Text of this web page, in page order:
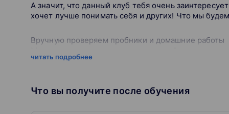
А значит, что данный клуб тебя очень
хочет лучше понимать себя и других! Что мы
Вручную проверяем пробники и домашние работы
Проверяем «по-настоящему», как на экзамене, и в
Личный куратор ответит на вопросы в течение двух
читать подробнее
Что вы получите после обучения